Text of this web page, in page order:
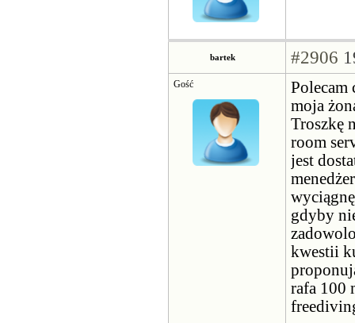
bartek #2906
Gość
Polecam
moja
Troszkę
room
jest
gdyby
kwestii
rafa 100